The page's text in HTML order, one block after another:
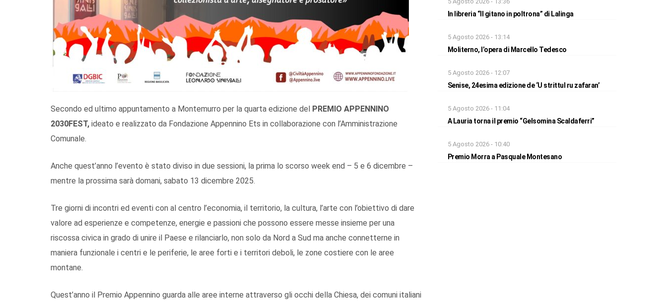
Secondo ed ultimo appuntamento a Montemurro per la quarta edizione del PREMIO APPENNINO
2030FEST, ideato e realizzato da Fondazione Appennino Ets in collaborazione con l’Amministrazione
Comunale.
Anche quest’anno l’evento è stato diviso in due sessioni, la prima lo scorso week end – 5 e 6 dicembre –
mentre la prossima sarà domani, sabato 13 dicembre 2025.
Tre giorni di incontri ed eventi con al centro l’economia, il territorio, la cultura, l’arte con l’obiettivo di dare
valore ad esperienze e competenze, energie e passioni che possono essere messe insieme per una
riscossa civica in grado di unire il Paese e rilanciarlo, non solo da Nord a Sud ma anche connetterne in
maniera funzionale i centri e le periferie, le aree forti e i territori deboli, le zone costiere con le aree
montane.
Quest’anno il Premio Appennino guarda alle aree interne attraverso gli occhi della Chiesa, dei comuni italiani
In libreria “Il gitano in poltrona” di Lalinga
5 Agosto 2026 - 13:14
Moliterno, l’opera di Marcello Tedesco
5 Agosto 2026 - 12:07
Senise, 24esima edizione de ‘U strittul ru zafaran’
5 Agosto 2026 - 11:04
A Lauria torna il premio “Gelsomina Scaldaferri”
5 Agosto 2026 - 10:40
Premio Morra a Pasquale Montesano